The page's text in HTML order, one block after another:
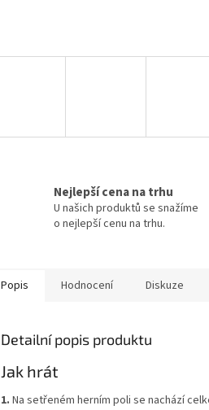
Nejlepší cena na trhu
U našich produktů se snažíme
o nejlepší cenu na trhu.
Popis Hodnocení Diskuze
Detailní popis produktu
Jak hrát
1. Na setřeném herním poli se nachází